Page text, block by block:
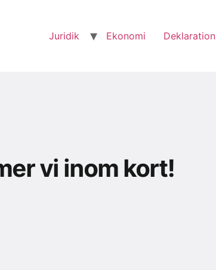
Juridik Ekonomi Deklaration
vi inom kort!